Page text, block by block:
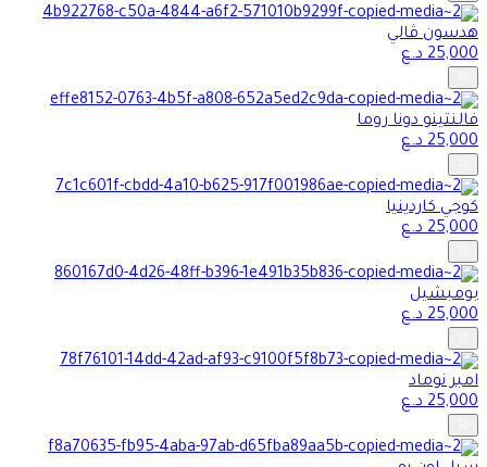
هدسون ڤالي
25,000د.ع
فالنتينو دونا روما
25,000د.ع
كوجي كاردينيا
25,000د.ع
بومبشيل
25,000د.ع
امبر نوماد
25,000د.ع